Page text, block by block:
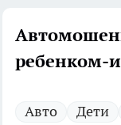
ребенком-
Авто Дети